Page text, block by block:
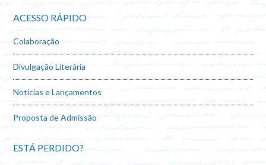
ACESSO RÁPIDO
Colaboração
Divulgação Literária
Notícias e Lançamentos
Proposta de Admissão
ESTÁ PERDIDO?